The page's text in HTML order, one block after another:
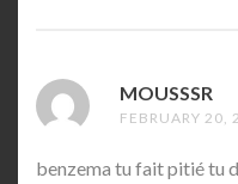
MOUSSSR
FEBRUARY 20,
benzema tu fait pitié tu